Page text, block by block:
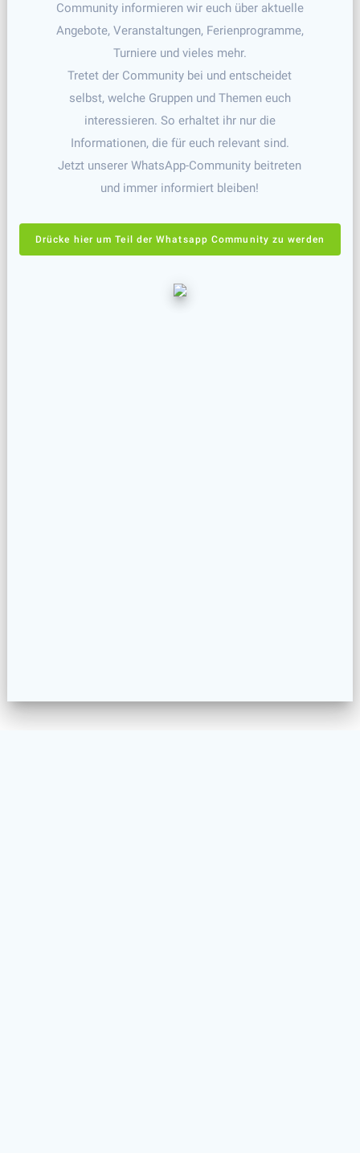
Community informieren wir euch über aktuelle
Angebote, Veranstaltungen, Ferienprogramme,
Turniere und vieles mehr.
Tretet der Community bei und entscheidet
selbst, welche Gruppen und Themen euch
interessieren. So erhaltet ihr nur die
Informationen, die für euch relevant sind.
Jetzt unserer WhatsApp-Community beitreten
und immer informiert bleiben!
Drücke hier um Teil der Whatsapp Community zu werden